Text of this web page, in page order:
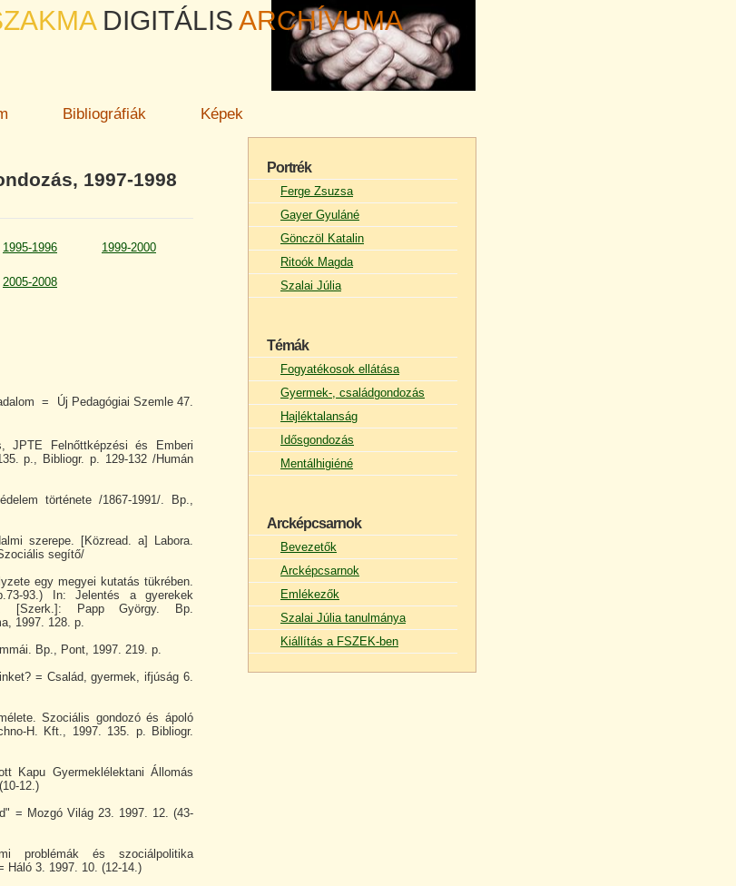
DIGITÁLIS ARCHÍVUMA
Bibliográfiák Képek
1997-1998
1995-1996 1999-2000
2005-2008
= Új Pedagógiai Szemle 47.
JPTE Felnőttképzési és Emberi
p., Bibliogr. p. 129-132 /Humán
története /1867-1991/. Bp.,
szerepe. [Közread. a] Labora.
segítő/
egy megyei kutatás tükrében.
93.) In: Jelentés a gyerekek
[Szerk.]: Papp György. Bp.
1997. 128. p.
Bp., Pont, 1997. 219. p.
= Család, gyermek, ifjúság 6.
Szociális gondozó és ápoló
H. Kft., 1997. 135. p. Bibliogr.
Kapu Gyermeklélektani Állomás
12.)
= Mozgó Világ 23. 1997. 12. (43-
problémák és szociálpolitika
Háló 3. 1997. 10. (12-14.)
Portrék
Ferge Zsuzsa
Gayer Gyuláné
Gönczöl Katalin
Ritoók Magda
Szalai Júlia
Témák
Fogyatékosok ellátása
Gyermek-, családgondozás
Hajléktalanság
Idősgondozás
Mentálhigiéné
Arcképcsarnok
Bevezetők
Arcképcsarnok
Emlékezők
Szalai Júlia tanulmánya
Kiállítás a FSZEK-ben